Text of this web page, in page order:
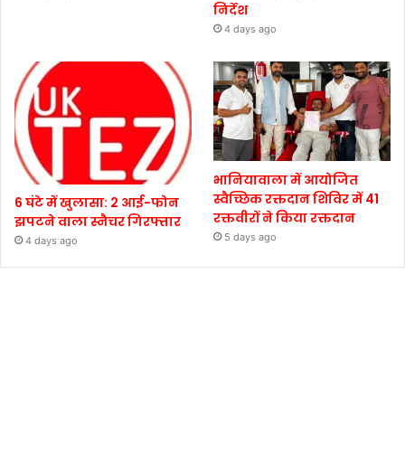
निर्देश
4 days ago
6 घंटे में खुलासा: 2 आई-फोन
झपटने वाला स्नैचर गिरफ्तार
4 days ago
भानियावाला में आयोजित
स्वैच्छिक रक्तदान शिविर में 41
रक्तवीरों ने किया रक्तदान
5 days ago